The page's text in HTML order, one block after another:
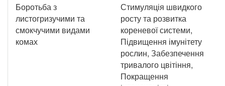
Боротьба з
листогризучими та
смокчучими видами
комах
Стимуляція швидкого
росту та розвитка
кореневої системи,
Підвищення імунітету
рослин, Забезпечення
тривалого цвітіння,
Покращення